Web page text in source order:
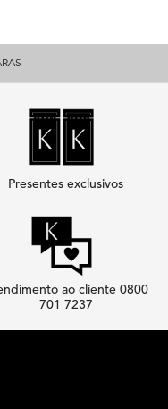
Presentes exclusivos
ao cliente 0800
701 7237